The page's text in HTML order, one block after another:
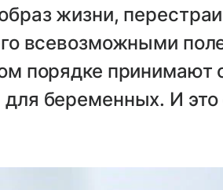
жизни,
всевозможными
порядке принимают
беременных. И